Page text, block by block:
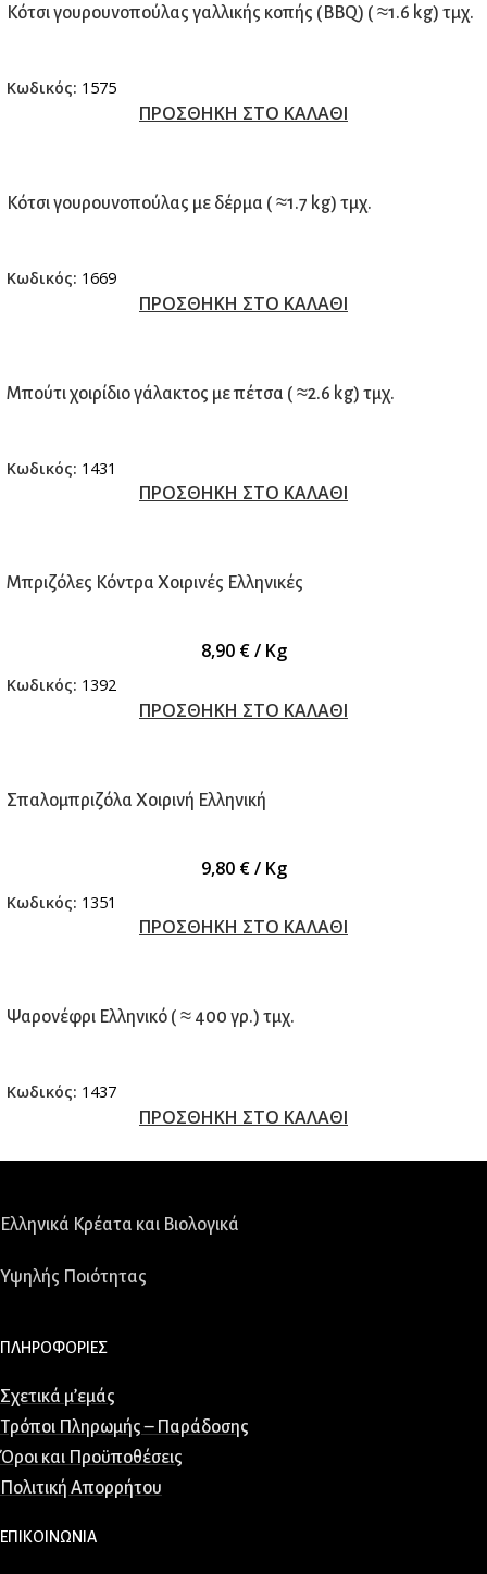
Κότσι γουρουνοπούλας γαλλικής κοπής (BBQ) ( ≈1.6 kg) τμχ.
Κωδικός: 1575
ΠΡΟΣΘΗΚΗ ΣΤΟ ΚΑΛΑΘΙ
Κότσι γουρουνοπούλας με δέρμα ( ≈1.7 kg) τμχ.
Κωδικός: 1669
ΠΡΟΣΘΗΚΗ ΣΤΟ ΚΑΛΑΘΙ
Μπούτι χοιρίδιο γάλακτος με πέτσα ( ≈2.6 kg) τμχ.
Κωδικός: 1431
ΠΡΟΣΘΗΚΗ ΣΤΟ ΚΑΛΑΘΙ
Μπριζόλες Κόντρα Χοιρινές Ελληνικές
8,90 €/ Kg
Κωδικός: 1392
ΠΡΟΣΘΗΚΗ ΣΤΟ ΚΑΛΑΘΙ
Σπαλομπριζόλα Χοιρινή Ελληνική
9,80 €/ Kg
Κωδικός: 1351
ΠΡΟΣΘΗΚΗ ΣΤΟ ΚΑΛΑΘΙ
Ψαρονέφρι Ελληνικό ( ≈ 400 γρ.) τμχ.
Κωδικός: 1437
ΠΡΟΣΘΗΚΗ ΣΤΟ ΚΑΛΑΘΙ
Ελληνικά Κρέατα και Βιολογικά
Υψηλής Ποιότητας
ΠΛΗΡΟΦΟΡΙΕΣ
Σχετικά μ’εμάς
Τρόποι Πληρωμής – Παράδοσης
Όροι και Προϋποθέσεις
Πολιτική Απορρήτου
ΕΠΙΚΟΙΝΩΝΙΑ